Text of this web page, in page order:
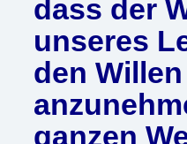
dass der
unseres
den
ganzen